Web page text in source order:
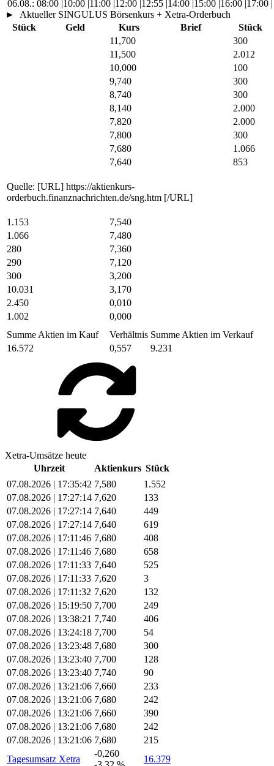
06.08.: 08:00 10:00 11:00 12:00 12:55 14:00 15:00 16:00 17:00
►
Aktueller SINGULUS Börsenkurs + Xetra-Orderbuch
Stück
Geld Kurs Brief
Stück
11,700
300
11,500
2.012
10,000
100
9,740
300
8,740
300
8,140
2.000
7,820
2.000
7,800
300
7,680
1.066
7,640
853
Quelle: [URL] https://aktienkurs-
orderbuch.finanznachrichten.de/sng.htm [/URL]
1.153
7,540
1.066
7,480
280
7,360
290
7,120
300
3,200
10.031
3,170
2.450
0,010
1.002
0,000
Summe Aktien im Kauf
Verhältnis Summe Aktien im Verkauf
16.572
0,557 9.231
Xetra-Umsätze heute
Uhrzeit
Aktienkurs Stück
07.08.2026 | 17:35:42 7,580
1.552
07.08.2026 | 17:27:14 7,620
133
07.08.2026 | 17:27:14 7,640
449
07.08.2026 | 17:27:14 7,640
619
07.08.2026 | 17:11:46 7,680
408
07.08.2026 | 17:11:46 7,680
658
07.08.2026 | 17:11:33 7,640
525
07.08.2026 | 17:11:33 7,620
3
07.08.2026 | 17:11:32 7,620
132
07.08.2026 | 15:19:50 7,700
249
07.08.2026 | 13:38:21 7,740
406
07.08.2026 | 13:24:18 7,700
54
07.08.2026 | 13:23:48 7,680
300
07.08.2026 | 13:23:40 7,700
128
07.08.2026 | 13:23:40 7,740
90
07.08.2026 | 13:21:06 7,660
233
07.08.2026 | 13:21:06 7,680
242
07.08.2026 | 13:21:06 7,660
390
07.08.2026 | 13:21:06 7,680
242
07.08.2026 | 13:21:06 7,680
215
Tagesumsatz Xetra
-0,260
16.379